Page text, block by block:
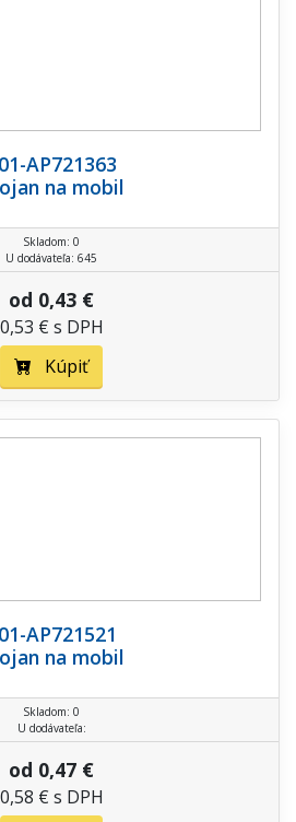
AP721363
na mobil
Skladom: 0
U dodávateľa: 645
od 0,43 €
0,53 € s DPH
Kúpiť
AP721521
na mobil
Skladom: 0
U dodávateľa:
od 0,47 €
0,58 € s DPH